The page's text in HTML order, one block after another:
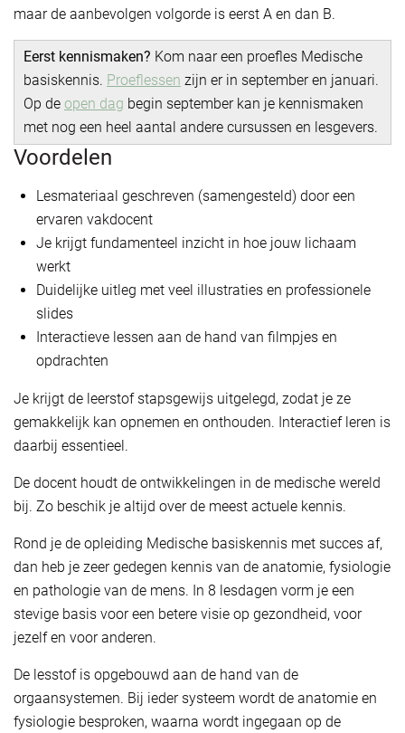
maar de aanbevolgen volgorde is eerst A en dan B.
Eerst kennismaken? Kom naar een proefles Medische
basiskennis. Proeflessen zijn er in september en januari.
Op de open dag begin september kan je kennismaken
met nog een heel aantal andere cursussen en lesgevers.
Voordelen
Lesmateriaal geschreven (samengesteld) door een
ervaren vakdocent
Je krijgt fundamenteel inzicht in hoe jouw lichaam
werkt
Duidelijke uitleg met veel illustraties en professionele
slides
Interactieve lessen aan de hand van filmpjes en
opdrachten
Je krijgt de leerstof stapsgewijs uitgelegd, zodat je ze
gemakkelijk kan opnemen en onthouden. Interactief leren is
daarbij essentieel.
De docent houdt de ontwikkelingen in de medische wereld
bij. Zo beschik je altijd over de meest actuele kennis.
Rond je de opleiding Medische basiskennis met succes af,
dan heb je zeer gedegen kennis van de anatomie, fysiologie
en pathologie van de mens. In 8 lesdagen vorm je een
stevige basis voor een betere visie op gezondheid, voor
jezelf en voor anderen.
De lesstof is opgebouwd aan de hand van de
orgaansystemen. Bij ieder systeem wordt de anatomie en
fysiologie bespro­ken, waarna wordt ingegaan op de